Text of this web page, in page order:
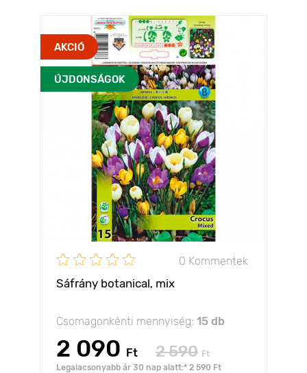
AKCIÓ
ÚJDONSÁGOK
0 Kommentek
Sáfrány botanical, mix
Csomagonkénti mennyiség: 15 db
2 090 Ft 2 590 Ft
Legalacsonyabb ár 30 nap alatt:* 2 590 Ft